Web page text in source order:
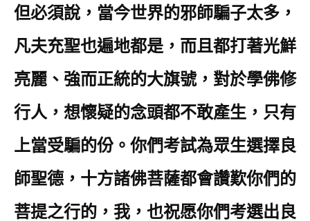
但必須說，當今世界的邪師騙子太多，
凡夫充聖也遍地都是，而且都打著光鮮
亮麗、強而正統的大旗號，對於學佛修
行人，想懷疑的念頭都不敢產生，只有
上當受騙的份。你們考試為眾生選擇良
師聖德，十方諸佛菩薩都會讚歎你們的
菩提之行的，我，也祝愿你們考選出良